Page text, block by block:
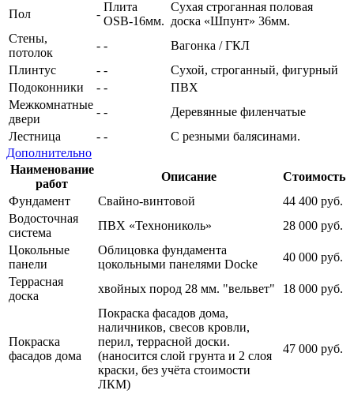
Пол
-
Плита
OSB-16мм.
Сухая строганная половая
доска «Шпунт» 36мм.
Стены,
потолок
- -
Вагонка / ГКЛ
Плинтус
- -
Сухой, строганный, фигурный
Подоконники
- -
ПВХ
Межкомнатные
двери
- -
Деревянные филенчатые
Лестница
- -
С резными балясинами.
Дополнительно
Наименование
работ
Описание
Стоимость
Фундамент
Свайно-винтовой
44 400 руб.
Водосточная
система
ПВХ «Технониколь»
28 000 руб.
Цокольные
панели
Облицовка фундамента
цокольными панелями Docke
40 000 руб.
Террасная
доска
хвойных пород 28 мм. "вельвет" 18 000 руб.
Покраска
фасадов дома
Покраска фасадов дома,
наличников, свесов кровли,
перил, террасной доски.
(наносится слой грунта и 2 слоя
краски, без учёта стоимости
ЛКМ)
47 000 руб.